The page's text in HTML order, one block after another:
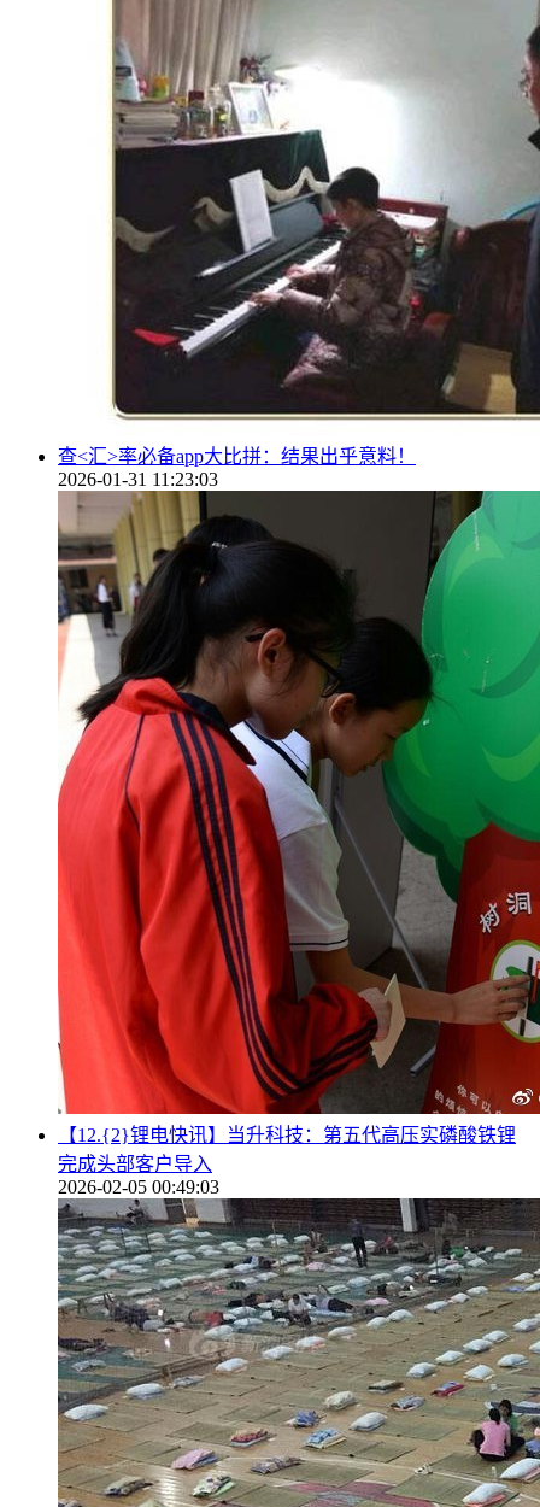
查<汇>率必备app大比拼：结果出乎意料！
2026-01-31 11:23:03
【12.{2}锂电快讯】当升科技：第五代高压实磷酸铁锂
完成头部客户导入
2026-02-05 00:49:03